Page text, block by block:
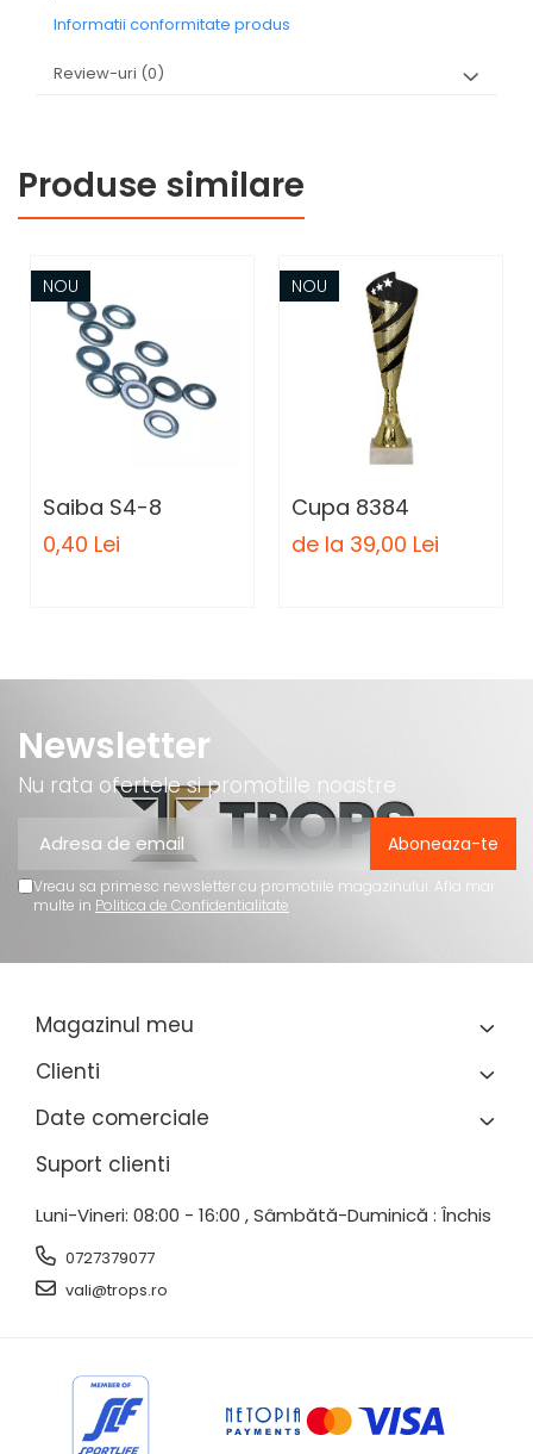
Informatii conformitate produs
Review-uri (0)
Produse similare
NOU
Saiba S4-8
0,40 Lei
NOU
Cupa 8384
de la 39,00 Lei
Newsletter
Nu rata ofertele si promotiile noastre
Vreau sa primesc newsletter cu promotiile magazinului. Afla mai
multe in Politica de Confidentialitate
Magazinul meu
Clienti
Date comerciale
Suport clienti
Luni-Vineri: 08:00 - 16:00 , Sâmbătă-Duminică : Închis
0727379077
vali@trops.ro